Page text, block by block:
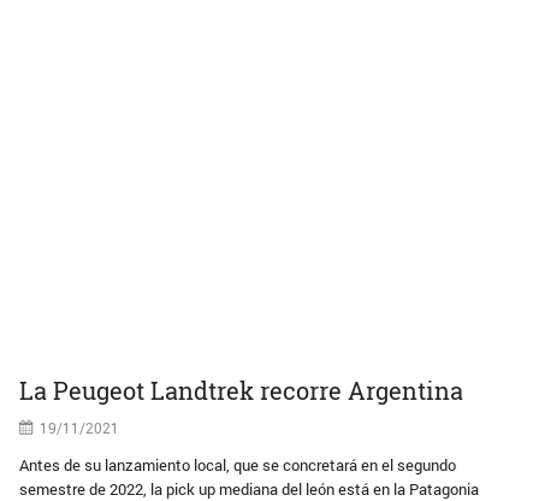
La Peugeot Landtrek recorre Argentina
19/11/2021
Antes de su lanzamiento local, que se concretará en el segundo
semestre de 2022, la pick up mediana del león está en la Patagonia